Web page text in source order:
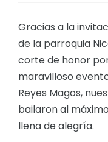
GESTIÓN
Plan de
Plan Anual
Plan
Convenios
Gracias a la
de la parroquia
corte de honor
maravilloso
Reyes Magos,
bailaron al
llena de alegría.